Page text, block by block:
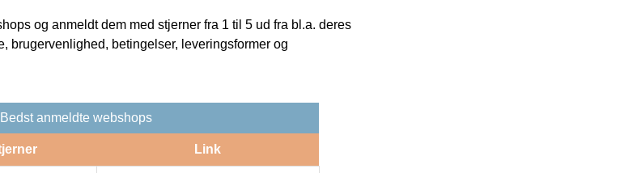
og anmeldt dem med stjerner fra 1 til 5 ud fra bl.a. deres
brugervenlighed, betingelser, leveringsformer og
Bedst anmeldte webshops
Link